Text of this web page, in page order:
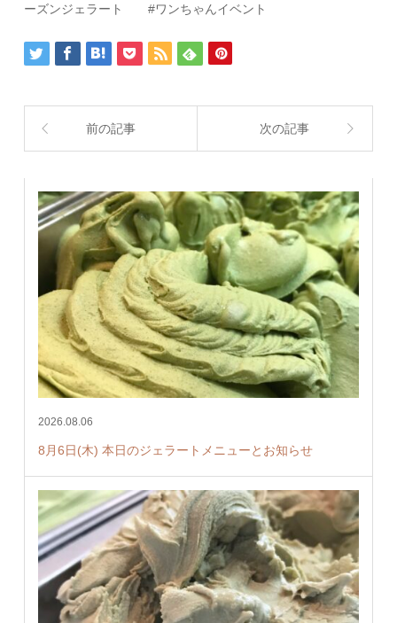
ーズンジェラート #ワンちゃんイベント
前の記事 次の記事
2026.08.06
8月6日(木) 本日のジェラートメニューとお知らせ